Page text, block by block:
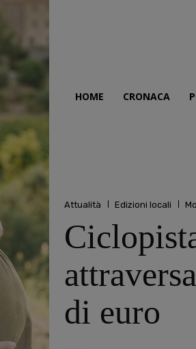
HOME CRONACA
Attualità Edizioni locali
di euro